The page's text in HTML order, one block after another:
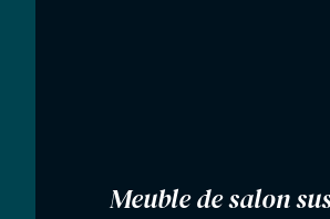
Meuble de salon